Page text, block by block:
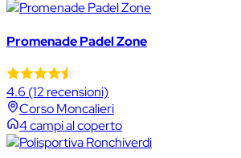
Promenade Padel Zone
4.6 (12 recensioni)
Corso Moncalieri
4 campi al coperto